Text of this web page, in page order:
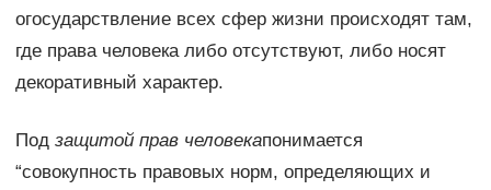
огосударствление всех сфер жизни происходят там,
где права человека либо отсутствуют, либо носят
декоративный характер.
Под защитой прав человекапонимается
“совокупность правовых норм, определяющих и